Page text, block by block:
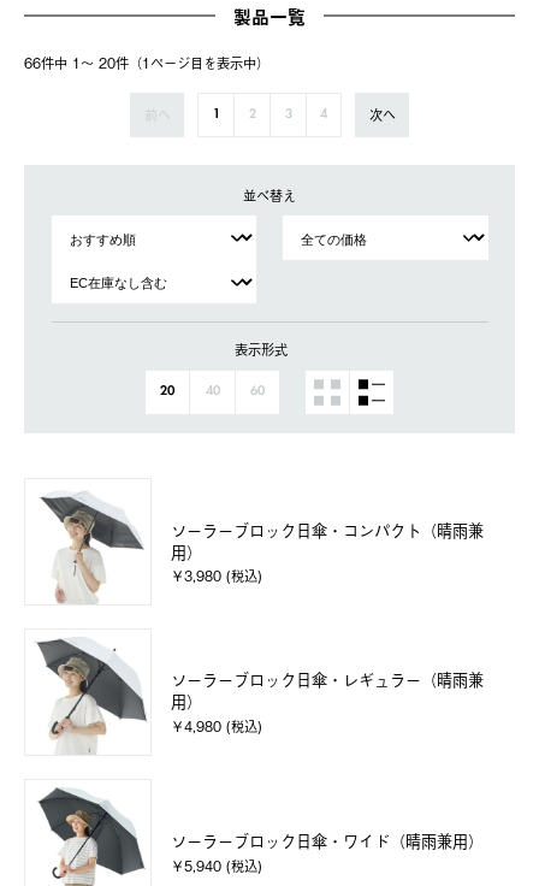
製品一覧
66件中 1〜 20件（1ページ⽬を表⽰中）
前へ 1 2 3 4 次へ
並べ替え
表示形式
20 40 60
ソーラーブロック日傘・コンパクト（晴雨兼
用）
￥3,980 (税込)
ソーラーブロック日傘・レギュラー（晴雨兼
用）
￥4,980 (税込)
ソーラーブロック日傘・ワイド（晴雨兼用）
￥5,940 (税込)